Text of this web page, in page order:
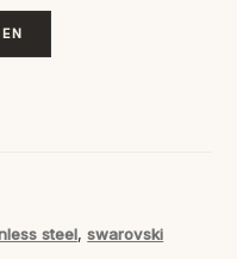
steel,swarovski